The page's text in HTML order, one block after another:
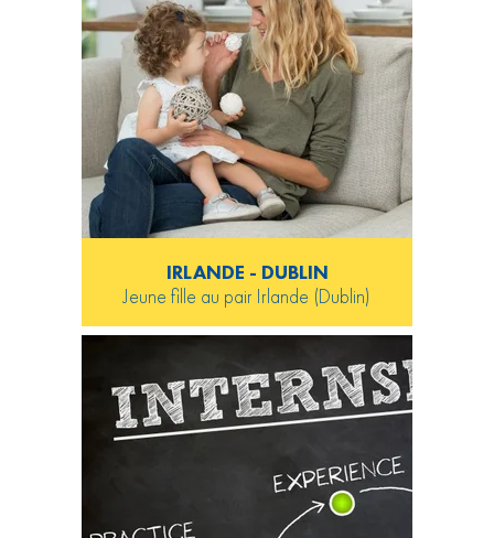
IRLANDE - DUBLIN
Jeune fille au pair Irlande (Dublin)